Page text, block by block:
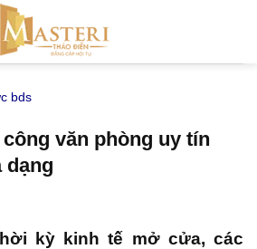
bds
văn phòng uy tín
dạng
kỳ kinh tế mở cửa, các